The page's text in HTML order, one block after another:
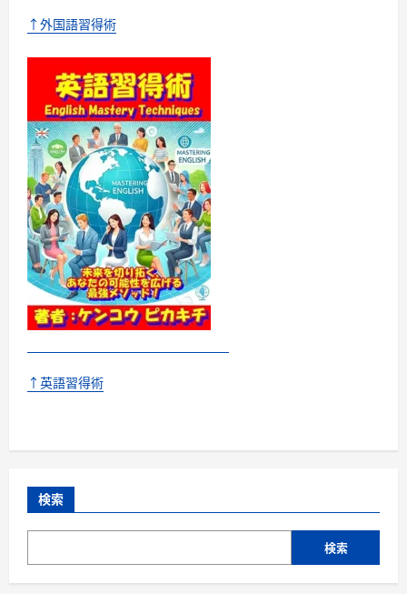
に
む
↑外国語習得術
↑英語習得術
検索
検索